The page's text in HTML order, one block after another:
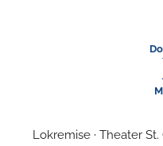
Lokremise · Theater St.